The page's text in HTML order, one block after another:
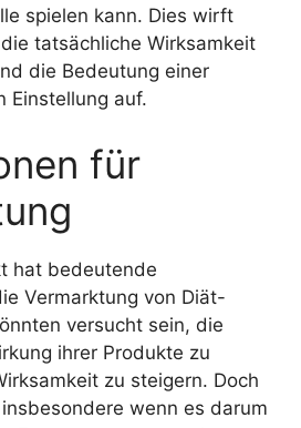
spielen kann. Dies wirft
tatsächliche Wirksamkeit
die Bedeutung einer
Einstellung auf.
für
hat bedeutende
Vermarktung von Diät-
versucht sein, die
ihrer Produkte zu
zu steigern. Doch
wenn es darum